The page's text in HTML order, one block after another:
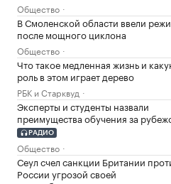
Общество
В Смоленской области ввели
после мощного циклона
Общество
Что такое медленная жизнь и
роль в этом играет дерево
РБК и Старквуд
Эксперты и студенты назвали
преимущества обучения за
РАДИО
Общество
Сеул счел санкции Британии
России угрозой своей